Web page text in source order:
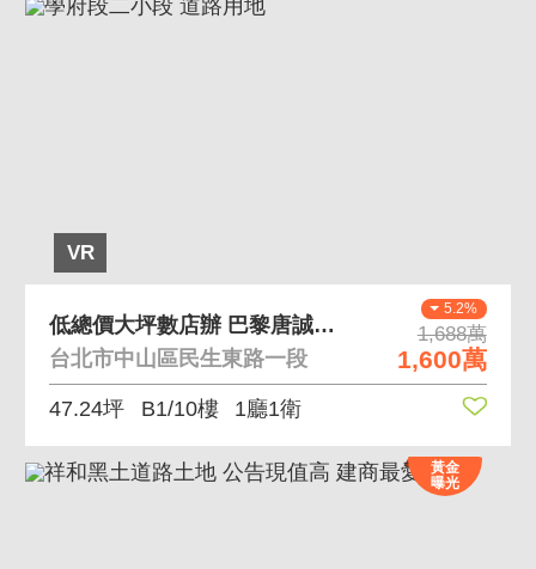
VR
5.2%
1,688萬
1,600萬
低總價大坪數店辦 巴黎唐誠低總價店辦適文武百業
台北市中山區民生東路一段
47.24坪 B1/10樓 1廳1衛
黃金
曝光